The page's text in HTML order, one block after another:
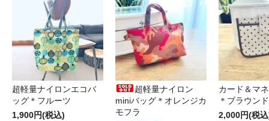
超軽量ナイロンエコバ
ッグ＊フルーツ
1,900円(税込)
超軽量ナイロン
miniバッグ＊オレンジカ
モフラ
カード＆マ
＊ブラウン
2,000円(税